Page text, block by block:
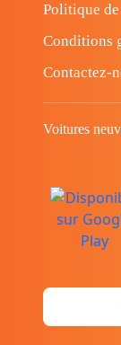
Politique
Conditions
Contactez-
Voitures